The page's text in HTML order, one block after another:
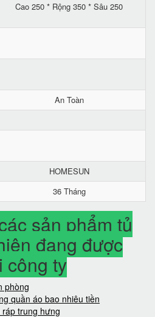
Cao 250 * Rộng 350 * Sâu 250
An Toàn
HOMESUN
36 Tháng
sản phẩm tủ
đang được
công ty
phòng
quần áo bao nhiêu tiền
trung hưng